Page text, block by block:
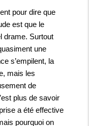
pour dire que
est que le
drame. Surtout
une
s’empilent, la
mais les
de
plus de savoir
a été effective
pourquoi on